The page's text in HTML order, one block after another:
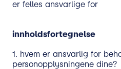
er felles ansvarlige for
innholdsfortegnelse
1. hvem er ansvarlig for
personopplysningene dine?